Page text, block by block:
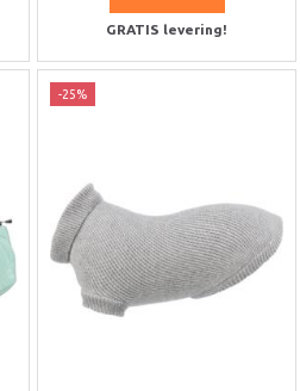
GRATIS levering!
-25%